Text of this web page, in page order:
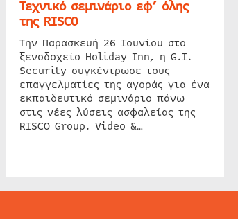
Τεχνικό σεμινάριο εφ’ όλης
της RISCO
Την Παρασκευή 26 Ιουνίου στο
ξενοδοχείο Holiday Inn, η G.I.
Security συγκέντρωσε τους
επαγγελματίες της αγοράς για ένα
εκπαιδευτικό σεμινάριο πάνω
στις νέες λύσεις ασφαλείας της
RISCO Group. Video &…